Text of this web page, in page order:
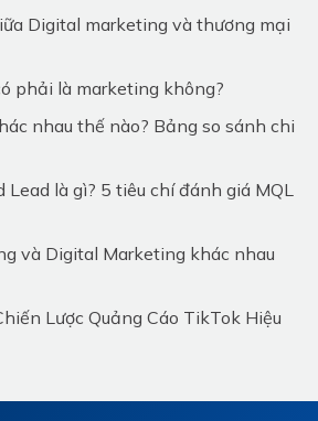
Digital marketing và thương mại
phải là marketing không?
nhau thế nào? Bảng so sánh chi
Lead là gì? 5 tiêu chí đánh giá MQL
và Digital Marketing khác nhau
Lược Quảng Cáo TikTok Hiệu